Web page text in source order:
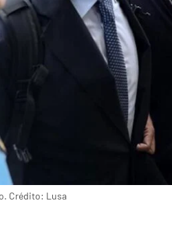
Crédito: Lusa